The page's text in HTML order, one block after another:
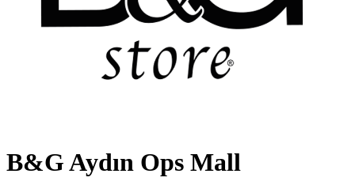
B&G Aydın Ops Mall